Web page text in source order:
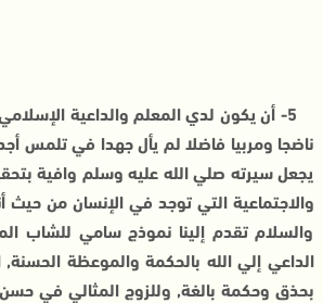
5- أن يكون لدي المعلم والداعية
ناضجا ومربيا فاضلا لم يأل جهدا في تلمس
يجعل سيرته صلي الله عليه وسلم وافية
والاجتماعية التي توجد في الإنسان من
والسلام تقدم إلينا نموذج سامي للشاب
الداعي إلي الله بالحكمة والموعظة
بحذق وحكمة بالغة, وللزوج المثالي في